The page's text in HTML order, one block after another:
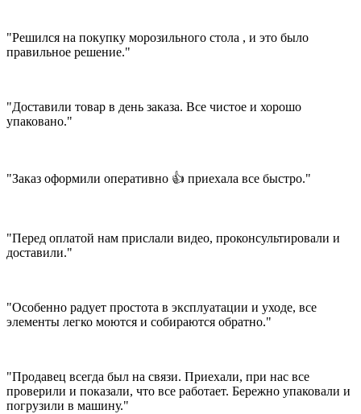
"Решился на покупку морозильного стола , и это было
правильное решение."
"Доставили товар в день заказа. Все чистое и хорошо
упаковано."
"Заказ оформили оперативно 👍 приехала все быстро."
"Перед оплатой нам прислали видео, проконсультировали и
доставили."
"Особенно радует простота в эксплуатации и уходе, все
элементы легко моются и собираются обратно."
"Продавец всегда был на связи. Приехали, при нас все
проверили и показали, что все работает. Бережно упаковали и
погрузили в машину."